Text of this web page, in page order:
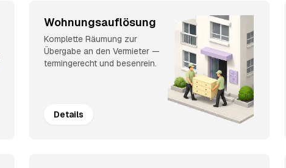
Wohnungsauflösung
Komplette Räumung zur
Übergabe an den Vermieter —
termingerecht und besenrein.
Details